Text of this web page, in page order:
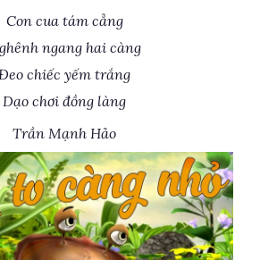
Con cua tám cẳng
ngang hai càng
chiếc yếm trắng
Dạo chơi đồng làng
Trần Mạnh Hảo